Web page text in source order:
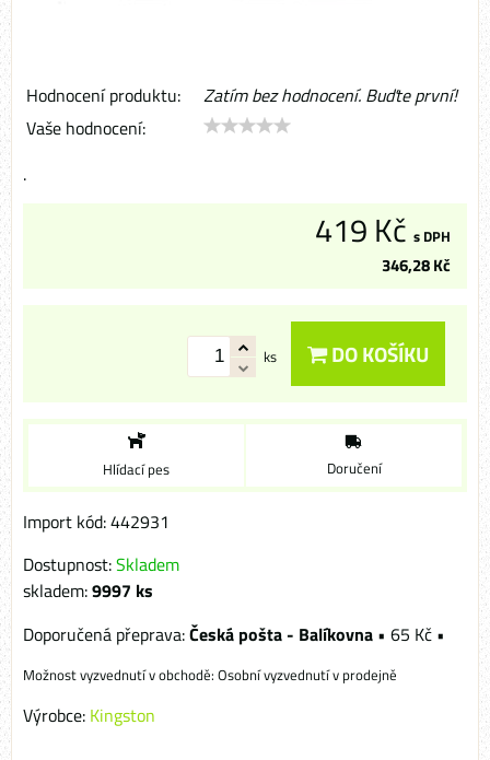
Hodnocení produktu:
Zatím bez hodnocení. Buďte první!
Vaše hodnocení:
.
419 Kč s DPH
346,28 Kč
ks DO KOŠÍKU
Hlídací pes Doručení
Import kód: 442931
Dostupnost:Skladem
skladem:9997 ks
Česká pošta - Balíkovna • 65 Kč •
Osobní vyzvednutí v prodejně
Výrobce: Kingston